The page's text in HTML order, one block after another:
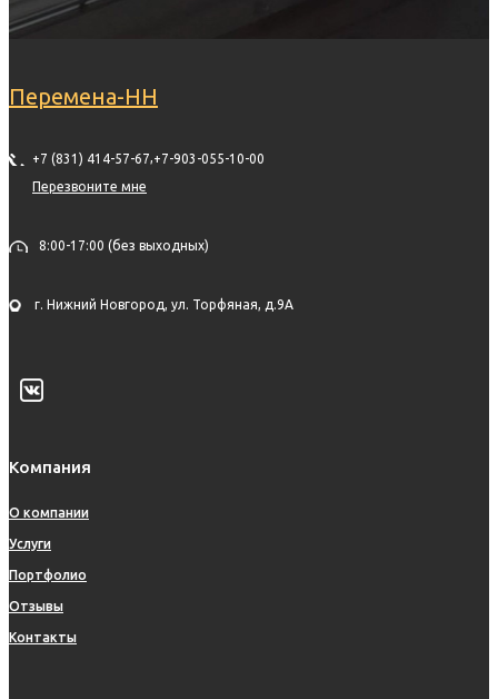
Перемена-НН
+7 (831) 414-57-67,+7-903-055-10-00
Перезвоните мне
8:00-17:00 (без выходных)
г. Нижний Новгород, ул. Торфяная, д.9А
Компания
О компании
Услуги
Портфолио
Отзывы
Контакты